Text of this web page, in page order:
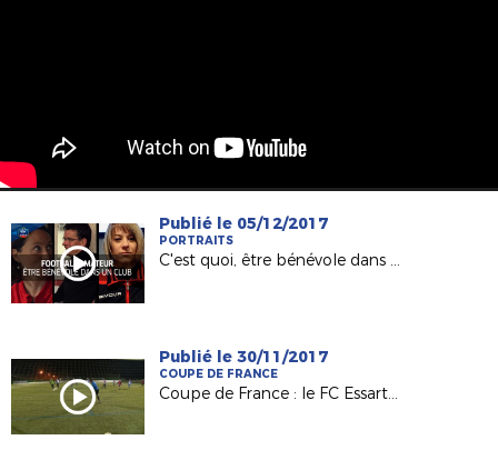
Publié le 05/12/2017
PORTRAITS
C'est quoi, être bénévole dans un club ?
Publié le 30/11/2017
COUPE DE FRANCE
Coupe de France : le FC Essartais, Petit Poucet du 8e tour